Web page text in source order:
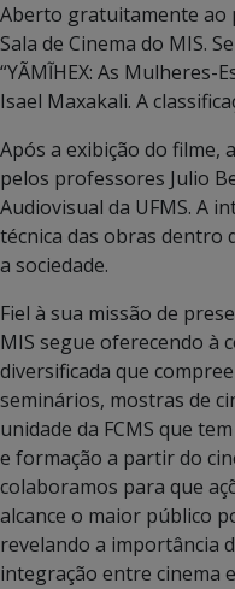
Aberto gratuitamente ao
Sala de Cinema do MIS.
“YÃMĨHEX: As Mulheres-
Isael Maxakali. A
Após a exibição do filme,
pelos professores Julio
Audiovisual da UFMS. A
técnica das obras dentro
a sociedade.
Fiel à sua missão de
MIS segue oferecendo à
diversificada que
seminários, mostras de
unidade da FCMS que
e formação a partir do
colaboramos para que
alcance o maior público
revelando a importância
integração entre cinema